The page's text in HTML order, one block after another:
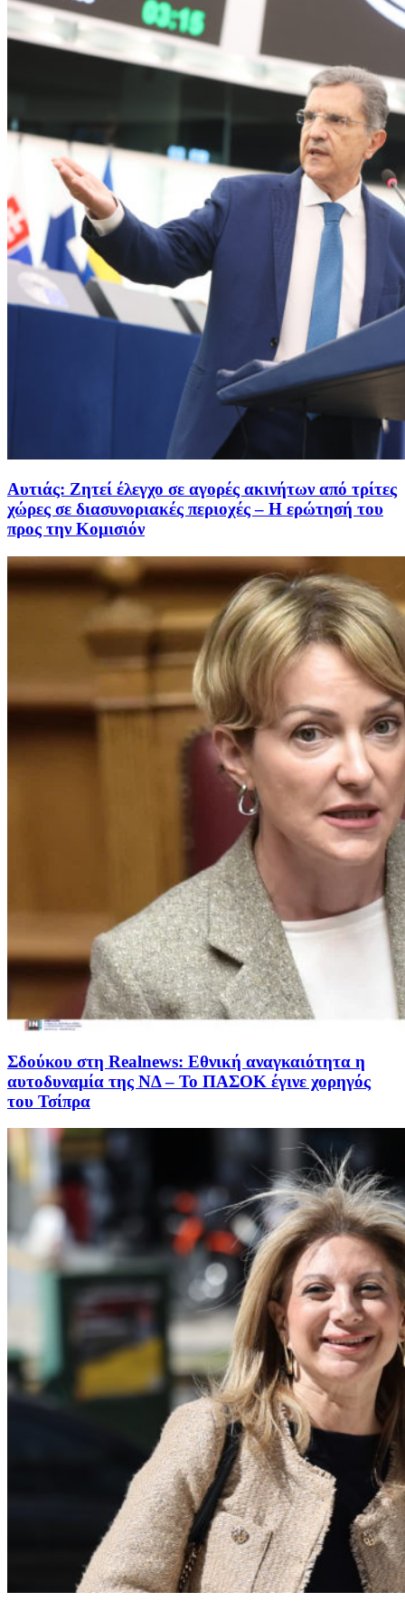
Αυτιάς: Ζητεί έλεγχο σε αγορές ακινήτων από τρίτες
χώρες σε διασυνοριακές περιοχές – Η ερώτησή του
προς την Κομισιόν
Σδούκου στη Realnews: Εθνική αναγκαιότητα η
αυτοδυναμία της ΝΔ – Το ΠΑΣΟΚ έγινε χορηγός
του Τσίπρα